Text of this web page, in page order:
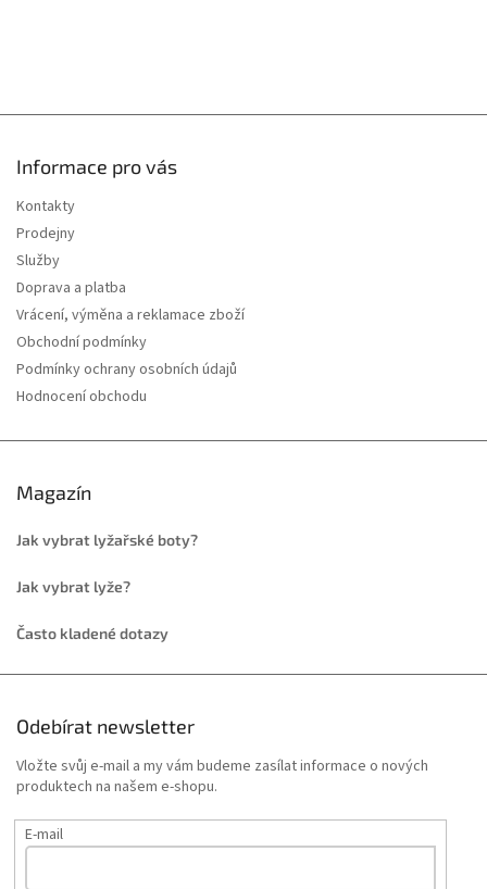
Informace pro vás
Kontakty
Prodejny
Služby
Doprava a platba
Vrácení, výměna a reklamace zboží
Obchodní podmínky
Podmínky ochrany osobních údajů
Hodnocení obchodu
Magazín
Jak vybrat lyžařské boty?
Jak vybrat lyže?
Často kladené dotazy
Odebírat newsletter
Vložte svůj e-mail a my vám budeme zasílat informace o nových
produktech na našem e-shopu.
E-mail